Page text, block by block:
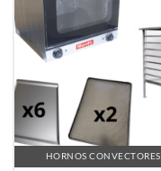
HORNOS CONVECTORES